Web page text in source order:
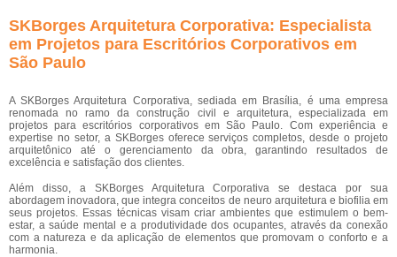
SKBorges Arquitetura Corporativa: Especialista
em Projetos para Escritórios Corporativos em
São Paulo
A SKBorges Arquitetura Corporativa, sediada em Brasília, é uma empresa
renomada no ramo da construção civil e arquitetura, especializada em
projetos para escritórios corporativos em São Paulo. Com experiência e
expertise no setor, a SKBorges oferece serviços completos, desde o projeto
arquitetônico até o gerenciamento da obra, garantindo resultados de
excelência e satisfação dos clientes.
Além disso, a SKBorges Arquitetura Corporativa se destaca por sua
abordagem inovadora, que integra conceitos de neuro arquitetura e biofilia em
seus projetos. Essas técnicas visam criar ambientes que estimulem o bem-
estar, a saúde mental e a produtividade dos ocupantes, através da conexão
com a natureza e da aplicação de elementos que promovam o conforto e a
harmonia.